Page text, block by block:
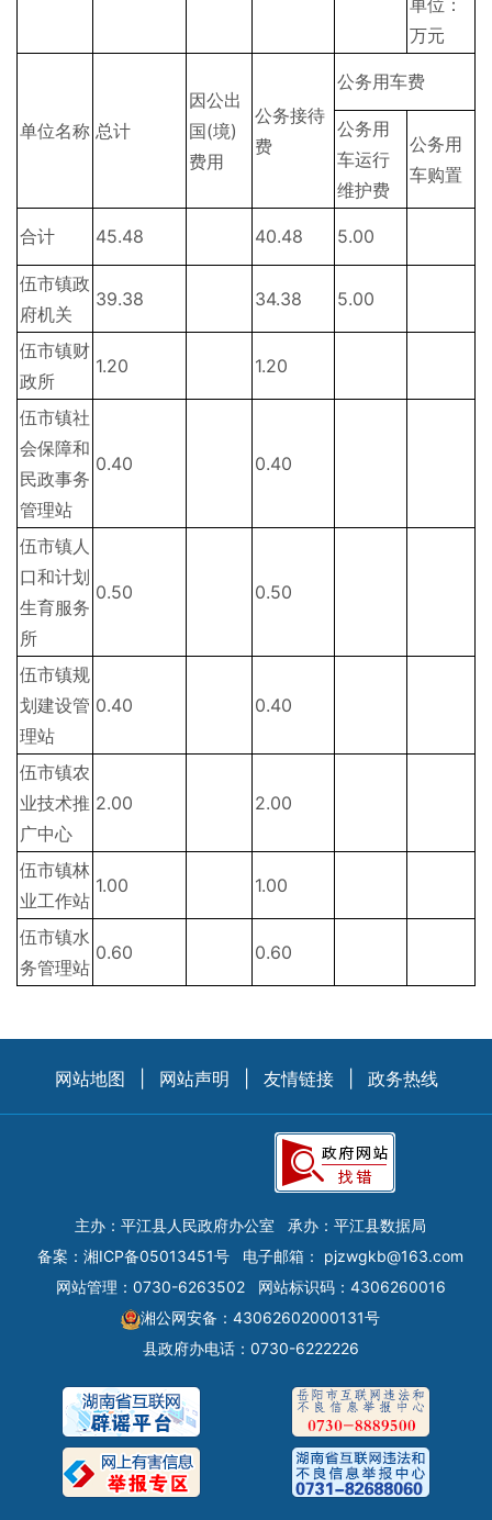
单位：
万元
单位名称 总计
因公出
国(境)
费用
公务接待
费
公务用车费
公务用
车运行
维护费
公务用
车购置
合计 45.48 40.48 5.00
伍市镇政
府机关
39.38 34.38 5.00
伍市镇财
政所
1.20 1.20
伍市镇社
会保障和
民政事务
管理站
0.40 0.40
伍市镇人
口和计划
生育服务
所
0.50 0.50
伍市镇规
划建设管
理站
0.40 0.40
伍市镇农
业技术推
广中心
2.00 2.00
伍市镇林
业工作站
1.00 1.00
伍市镇水
务管理站
0.60 0.60
网站地图 网站声明 友情链接 政务热线
主办：平江县人民政府办公室
承办：平江县数据局
备案： 湘ICP备05013451号 电子邮箱： pjzwgkb@163.com
网站管理：0730-6263502
网站标识码：4306260016
湘公网安备：43062602000131号
县政府办电话：0730-6222226